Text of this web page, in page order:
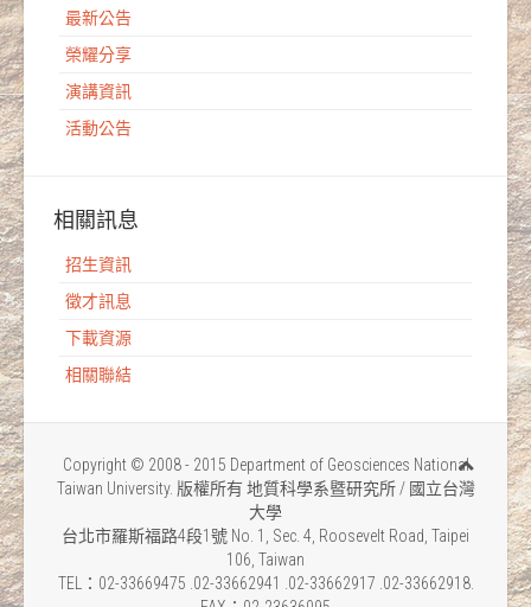
最新公告
榮耀分享
演講資訊
活動公告
相關訊息
招生資訊
徵才訊息
下載資源
相關聯結
Copyright © 2008 - 2015 Department of Geosciences National
Taiwan University. 版權所有 地質科學系暨研究所 / 國立台灣
大學
台北市羅斯福路4段1號 No. 1, Sec. 4, Roosevelt Road, Taipei
106, Taiwan
TEL：02-33669475 .02-33662941 .02-33662917 .02-33662918.